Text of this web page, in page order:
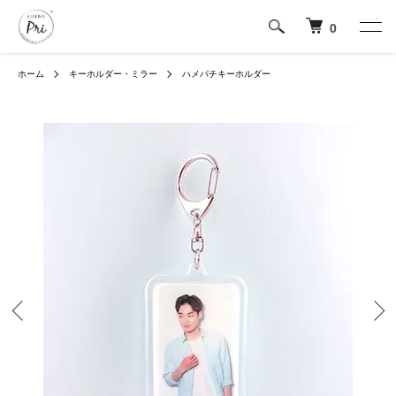
0
ホーム キーホルダー・ミラー ハメパチキーホルダー